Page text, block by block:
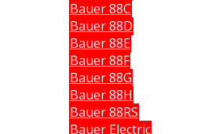
Bauer 88C
Bauer 88D
Bauer 88E
Bauer 88F
Bauer 88G
Bauer 88H
Bauer 88RS
Bauer Electric